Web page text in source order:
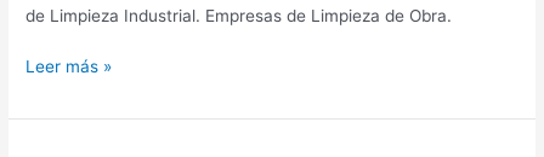
de Limpieza Industrial. Empresas de Limpieza de Obra.
Empresas
Limpieza
Leer más »